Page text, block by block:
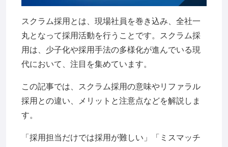
スクラム採用とは、現場社員を巻き込み、全社一
丸となって採用活動を行うことです。スクラム採
用は、少子化や採用手法の多様化が進んでいる現
代において、注目を集めています。
この記事では、スクラム採用の意味やリファラル
採用との違い、メリットと注意点などを解説しま
す。
「採用担当だけでは採用が難しい」「ミスマッチ